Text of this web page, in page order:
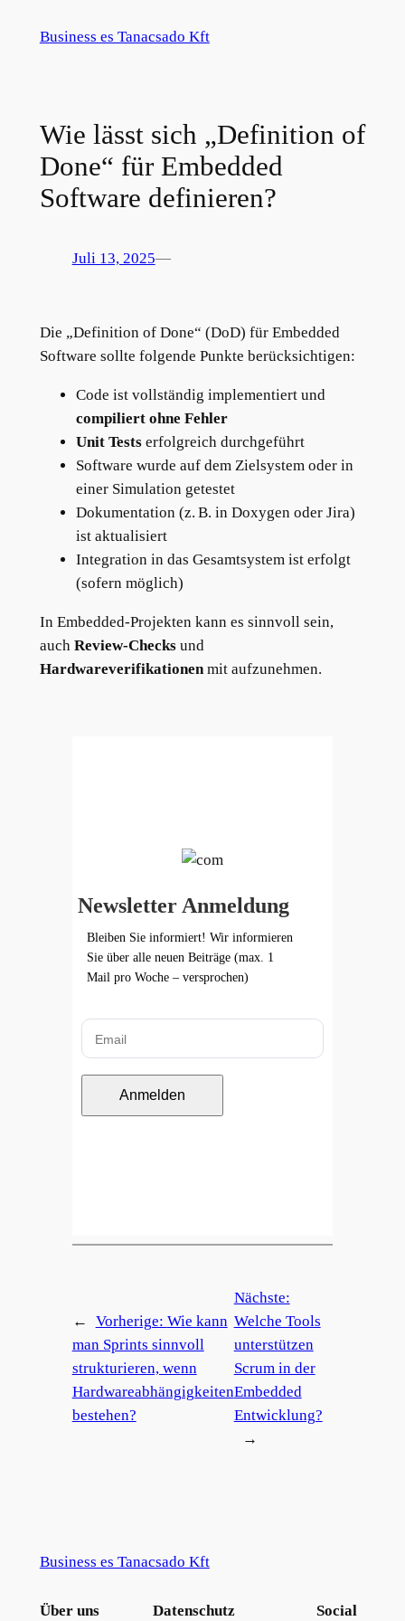
InhaltBusiness es Tanacsado Kft
Wie lässt sich „Definition of
Done“ für Embedded
Software definieren?
Juli 13, 2025—
Die „Definition of Done“ (DoD) für Embedded
Software sollte folgende Punkte berücksichtigen:
Code ist vollständig implementiert und
compiliert ohne Fehler
Unit Testserfolgreich durchgeführt
Software wurde auf dem Zielsystem oder in
einer Simulation getestet
Dokumentation (z. B. in Doxygen oder Jira)
ist aktualisiert
Integration in das Gesamtsystem ist erfolgt
(sofern möglich)
In Embedded-Projekten kann es sinnvoll sein,
auch Review-Checksund
Hardwareverifikationenmit aufzunehmen.
Newsletter Anmeldung
Bleiben Sie informiert! Wir informieren
Sie über alle neuen Beiträge (max. 1
Mail pro Woche – versprochen)
Anmelden
← Vorherige: Wie kann
man Sprints sinnvoll
strukturieren, wenn
Hardwareabhängigkeiten
bestehen?
Nächste:
Welche Tools
unterstützen
Scrum in der
Embedded
Entwicklung?
→
Business es Tanacsado Kft
Über uns Datenschutz Social